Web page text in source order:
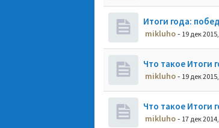
Итоги года:
mikluho- 19 дек
Что такое Итоги
mikluho- 19 дек
Что такое Итоги
mikluho- 17 дек